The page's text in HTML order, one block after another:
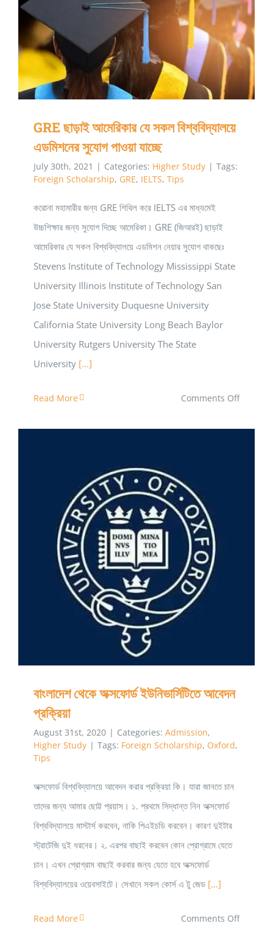
GRE ছাড়াই আমেরিকার যে সকল বিশ্ববিদ্যালয়ে এডমিশনের সুযোগ
পাওয়া যাচ্ছে
GRE ছাড়াই আমেরিকার যে সকল বিশ্ববিদ্যালয়ে
এডমিশনের সুযোগ পাওয়া যাচ্ছে
July 30th, 2021 | Categories: Higher Study | Tags:
Foreign Scholarship, GRE, IELTS, Tips
করোনা মহামারীর জন্য GRE শিথিল করে IELTS এর মাধ্যমেই
উচ্চশিক্ষার জন্য সুযোগ দিচ্ছে আমেরিকা। GRE (জিআরই) ছাড়াই
আমেরিকার যে সকল বিশ্ববিদ্যালয়ে এডমিশন নেয়ার সুযোগ থাকছেঃ
Stevens Institute of Technology Mississippi State
University Illinois Institute of Technology San
Jose State University Duquesne University
California State University Long Beach Baylor
University Rutgers University The State
University [...]
Read More Comments Offon
বাংলাদেশ থেকে অক্সফোর্ড ইউনিভার্সিটিতে আবেদন প্রক্রিয়া
বাংলাদেশ থেকে অক্সফোর্ড ইউনিভার্সিটিতে আবেদন
প্রক্রিয়া
August 31st, 2020 | Categories: Admission,
Higher Study | Tags: Foreign Scholarship, Oxford,
Tips
অক্সফোর্ড বিশ্ববিদ্যালয়ে আবেদন করার প্রক্রিয়া কি। যারা জানতে চান
তাদের জন্য আমার ছোট্ট প্রয়াস। ১. প্রথমে সিদ্ধান্ত নিন অক্সফোর্ড
বিশ্ববিদ্যালয়ে মাস্টার্স করবেন, নাকি পিএইচডি করবেন। কারণ দুইটার
স্ট্রাটেজি দুই ধরনের। ২. এরপর বাছাই করবেন কোন প্রোগ্রামে যেতে
চান। এখন প্রোগ্রাম বাছাই করবার জন্য যেতে হবে অক্সফোর্ড
বিশ্ববিদ্যালয়ের ওয়েবসাইটে। সেখানে সকল কোর্স এ টু জেড [...]
Read More Comments Offon